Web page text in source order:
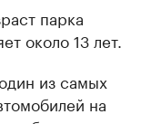
парка
около 13 лет.
из самых
на